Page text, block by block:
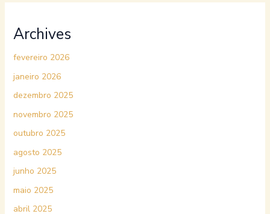
Archives
fevereiro 2026
janeiro 2026
dezembro 2025
novembro 2025
outubro 2025
agosto 2025
junho 2025
maio 2025
abril 2025